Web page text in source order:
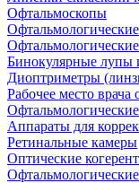
Офтальмоскопы
Офтальмологические
Бинокулярные лупы
Диоптриметры
Рабочее место врача
Аппараты для
Ретинальные камеры
Оптические